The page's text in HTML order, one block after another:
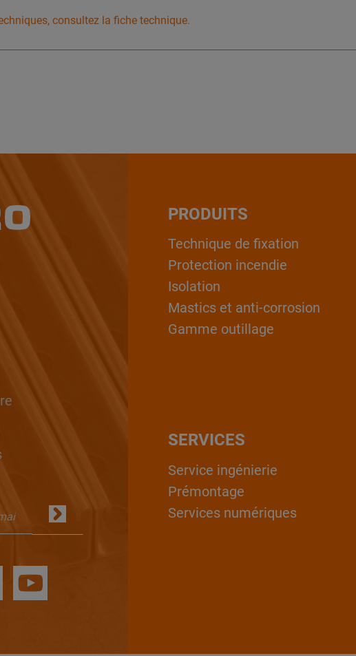
consultez la fiche technique.
PRODUITS
Technique de fixation
Protection incendie
Isolation
Mastics et anti-corrosion
Gamme outillage
SERVICES
Service ingénierie
Prémontage
Services numériques